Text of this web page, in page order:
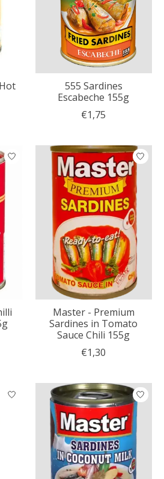
555 Sardines
Escabeche 155g
€1,75
Master - Premium
Sardines in Tomato
Sauce Chili 155g
€1,30